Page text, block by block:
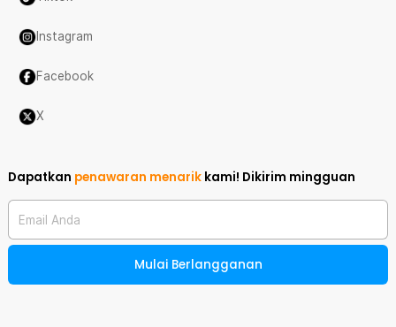
Instagram
Facebook
X
Dapatkan penawaran menarik kami! Dikirim mingguan
Email Anda
Mulai Berlangganan